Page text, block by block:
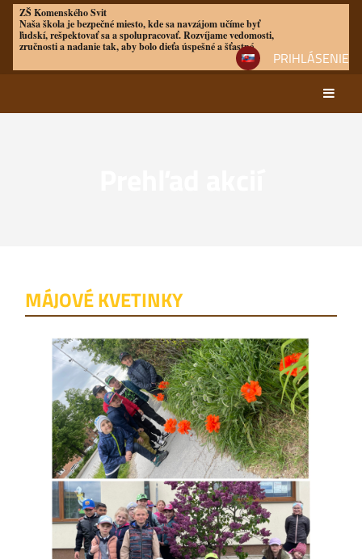
ZŠ Komenského Svit
Naša škola je bezpečné miesto, kde sa navzájom učíme byť
ľudskí, rešpektovať sa a spolupracovať. Rozvíjame vedomosti,
zručnosti a nadanie tak, aby bolo dieťa úspešné a šťastné
PRIHLÁSENIE
akcií
MÁJOVÉ KVETINKY